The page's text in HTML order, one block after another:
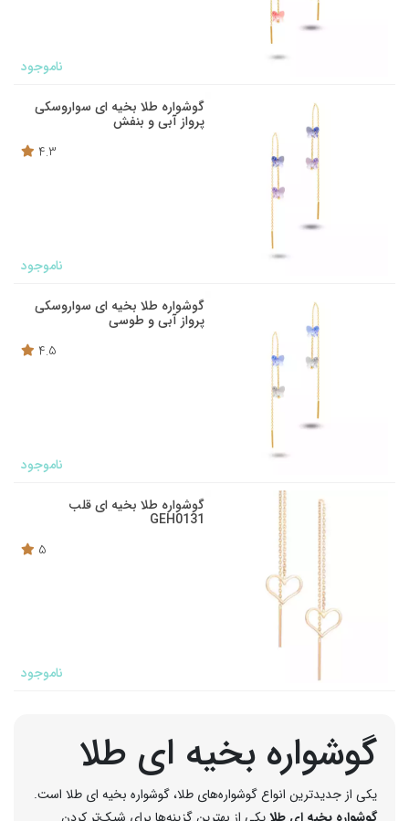
ناموجود
گوشواره طلا بخیه ای سواروسکی
پرواز آبی و بنفش
4.3
ناموجود
گوشواره طلا بخیه ای سواروسکی
پرواز آبی و طوسی
4.5
ناموجود
گوشواره طلا بخیه ای قلب
GEH0131
5
ناموجود
گوشواره بخیه ای طلا
یکی از جدیدترین انواع گوشواره‌های طلا، گوشواره بخیه ای طلا است.